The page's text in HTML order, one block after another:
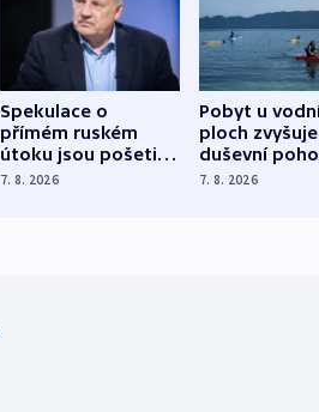
Spekulace o
přímém ruském
útoku jsou pošetilé,
míní estonský
7. 8. 2026
Pobyt u
ploch zvyšuje
duševní
ukázala
7. 8. 2026